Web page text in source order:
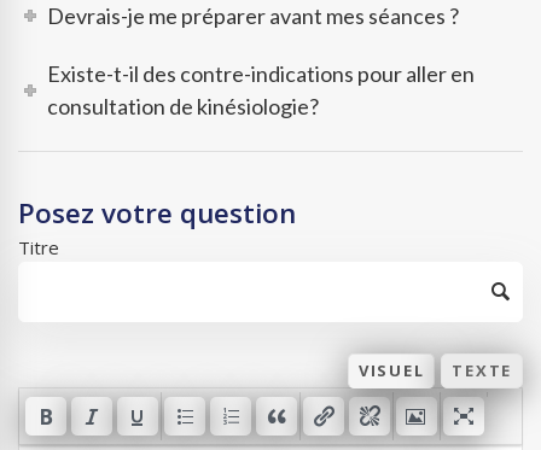
Devrais-je me préparer avant mes séances ?
Existe-t-il des contre-indications pour aller en
consultation de kinésiologie?
Posez votre question
Titre
VISUEL TEXTE